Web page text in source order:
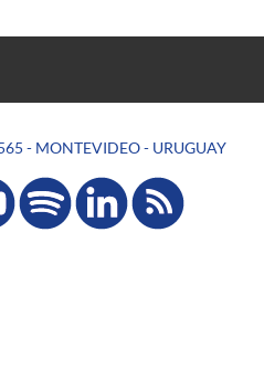
- MONTEVIDEO - URUGUAY